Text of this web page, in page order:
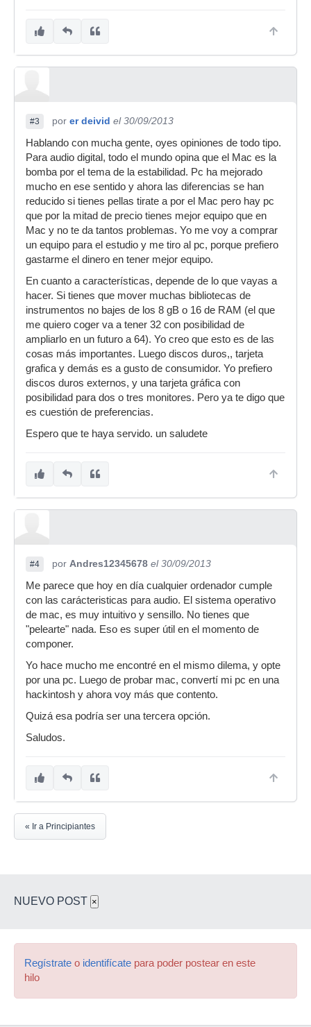
#3 por er deivid el 30/09/2013
Hablando con mucha gente, oyes opiniones de todo tipo.
Para audio digital, todo el mundo opina que el Mac es la
bomba por el tema de la estabilidad. Pc ha mejorado
mucho en ese sentido y ahora las diferencias se han
reducido si tienes pellas tirate a por el Mac pero hay pc
que por la mitad de precio tienes mejor equipo que en
Mac y no te da tantos problemas. Yo me voy a comprar
un equipo para el estudio y me tiro al pc, porque prefiero
gastarme el dinero en tener mejor equipo.
En cuanto a características, depende de lo que vayas a
hacer. Si tienes que mover muchas bibliotecas de
instrumentos no bajes de los 8 gB o 16 de RAM (el que
me quiero coger va a tener 32 con posibilidad de
ampliarlo en un futuro a 64). Yo creo que esto es de las
cosas más importantes. Luego discos duros,, tarjeta
grafica y demás es a gusto de consumidor. Yo prefiero
discos duros externos, y una tarjeta gráfica con
posibilidad para dos o tres monitores. Pero ya te digo que
es cuestión de preferencias.
Espero que te haya servido. un saludete
#4 por Andres12345678 el 30/09/2013
Me parece que hoy en día cualquier ordenador cumple
con las carácteristicas para audio. El sistema operativo
de mac, es muy intuitivo y sensillo. No tienes que
"pelearte" nada. Eso es super útil en el momento de
componer.
Yo hace mucho me encontré en el mismo dilema, y opte
por una pc. Luego de probar mac, convertí mi pc en una
hackintosh y ahora voy más que contento.
Quizá esa podría ser una tercera opción.
Saludos.
« Ir a Principiantes
NUEVO POST ×
Regístrate o identifícate para poder postear en este
hilo